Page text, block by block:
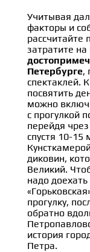
Учитывая
факторы и
затратите
Петербурге,
спектаклей.
посвятить
можно
с прогулкой
перейдя
спустя 10-15
диковин,
Великий.
надо
прогулку,
обратно
история
Петра.